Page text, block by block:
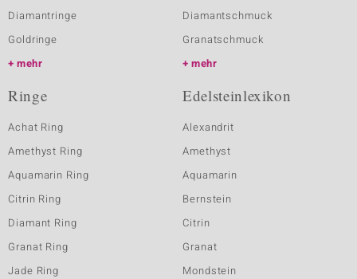
Diamantringe
Goldringe
mehr
Diamantschmuck
Granatschmuck
mehr
Ringe
Achat Ring
Amethyst Ring
Aquamarin Ring
Citrin Ring
Diamant Ring
Granat Ring
Jade Ring
Edelsteinlexikon
Alexandrit
Amethyst
Aquamarin
Bernstein
Citrin
Granat
Mondstein